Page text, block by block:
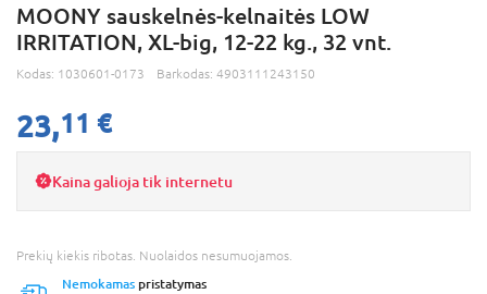
MOONY sauskelnės-kelnaitės LOW
IRRITATION, XL-big, 12-22 kg., 32 vnt.
Kodas: 1030601-0173 Barkodas: 4903111243150
23,11 €
Kaina galioja tik internetu
Prekių kiekis ribotas. Nuolaidos nesumuojamos.
Nemokamas pristatymas